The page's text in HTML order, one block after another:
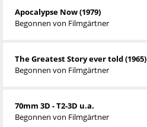
Apocalypse Now (1979)
Begonnen von Filmgärtner
The Greatest Story ever told (1965)
Begonnen von Filmgärtner
70mm 3D - T2-3D u.a.
Begonnen von Filmgärtner